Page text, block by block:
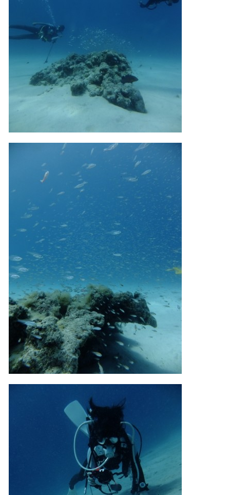
クジラへのストレス軽減や安全管理の観点から、エント
リー人数を制限する場合があります。また、エントリー
の順番はガイドが決定しますので、必ずその指示に従っ
て準備してください。
3.クジラとの距離と泳ぎ方
クジラの観察は水面からのみとし、素潜りは禁止としま
す。クジラによっては、人が近くを泳ぐことを嫌い、逃
げてしまう場合があります。そのため、原則として緊急
時やガイドの指示がある場合を除き、クジラの近くでフ
ィンキックなどをして泳ぐことも禁止します。クジラは
いため、必ずこれらの事項をお守りください。
4.スイム遂行の可否と返金について
ツアー当日は、ゲストの安全を最優先とし、可能な限り
スイムが実施できるよう努めます。しかし、万が一海に
エントリーできなかった場合や、クジラを発見できなか
った場合でも返金はいたしませんので、あらかじめご了
承ください。
5.海況について
沖縄の1月～3月は、季節的に海が穏やかな日は多くあり
ません。そのため、多少の波やうねりがある中でスノー
ケリングを行う場合が多くなります。泳力や体力に自信
のない方、また船酔いしやすい方は、ご自身で事前に十
分な対策をお願いいたします。
6.参加条件
ツアー中に、スノーケリングやスキンダイビングの技術
が本ツアーに参加できるレベルに達していないと判断し
た場合には、参加をお断りする場合があります。スキン
ダイビングの経験が浅い方については、条件付きでのご
案内となる場合があります。その際のご返金には応じか
る方は事前にご相談ください。
7.器材やスーツのレンタル
ホエールスイム参加時に使用する器材やスーツのレンタ
ルをご希望の方は、事前にお申し出ください。
承諾しました。